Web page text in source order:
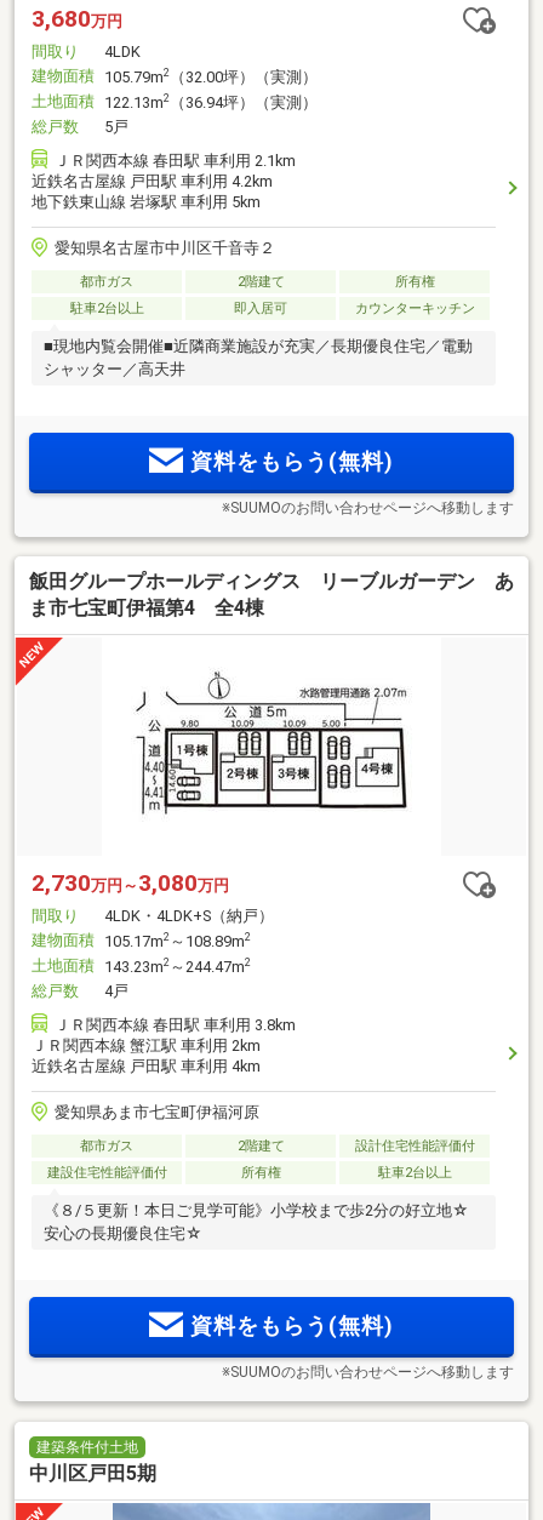
3,680万円
間取り
4LDK
建物面積 105.79m2
（32.00坪）（実測）
土地面積 122.13m2
（36.94坪）（実測）
総戸数
5戸
ＪＲ関西本線 春田駅 車利用 2.1km
近鉄名古屋線 戸田駅 車利用 4.2km
地下鉄東山線 岩塚駅 車利用 5km
愛知県名古屋市中川区千音寺２
都市ガス 2階建て
所有権
駐車2台以上
即入居可 カウンターキッチン
■現地内覧会開催■近隣商業施設が充実／長期優良住宅／電動
シャッター／高天井
資料をもらう(無料)
※SUUMOのお問い合わせページへ移動します
飯田グループホールディングス リーブルガーデン あ
ま市七宝町伊福第4 全4棟
2,730万円～ 3,080万円
間取り
4LDK・4LDK+S（納戸）
建物面積 105.17m2 ～108.89m2
土地面積 143.23m2 ～244.47m2
総戸数
4戸
ＪＲ関西本線 春田駅 車利用 3.8km
ＪＲ関西本線 蟹江駅 車利用 2km
近鉄名古屋線 戸田駅 車利用 4km
愛知県あま市七宝町伊福河原
都市ガス 2階建て
設計住宅性能評価付
建設住宅性能評価付
所有権 駐車2台以上
《８/５更新！本日ご見学可能》小学校まで歩2分の好立地☆
安心の長期優良住宅☆
資料をもらう(無料)
※SUUMOのお問い合わせページへ移動します
建築条件付土地
中川区戸田5期